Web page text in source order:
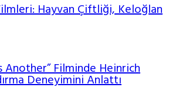
Hayvan Çiftliği, Keloğlan
Another” Filminde Heinrich
Deneyimini Anlattı